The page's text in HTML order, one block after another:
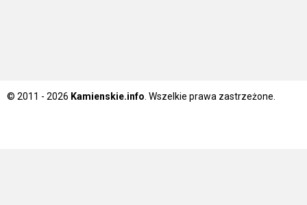
© 2011 - 2026 Kamienskie.info . Wszelkie prawa zastrzeżone.